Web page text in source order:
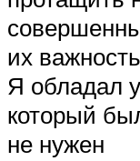
их
Я обладал
который
не нужен